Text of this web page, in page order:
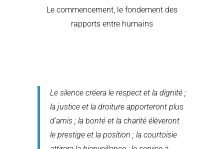
Le commencement, le fondement des
rapports entre humains
Le silence créera le respect et la dignité ;
la justice et la droiture apporteront plus
d’amis ; la bonté et la charité élèveront
le prestige et la position ; la courtoisie